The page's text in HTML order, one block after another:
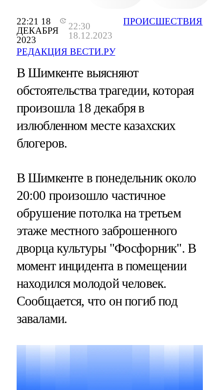
22:21 18
ДЕКАБРЯ
2023
22:30
18.12.2023
РЕДАКЦИЯ ВЕСТИ.РУ
ПРОИСШЕСТВИЯ
В Шимкенте выясняют
обстоятельства трагедии, которая
произошла 18 декабря в
излюбленном месте казахских
блогеров.
В Шимкенте в понедельник около
20:00 произошло частичное
обрушение потолка на третьем
этаже местного заброшенного
дворца культуры "Фосфорник". В
момент инцидента в помещении
находился молодой человек.
Сообщается, что он погиб под
завалами.